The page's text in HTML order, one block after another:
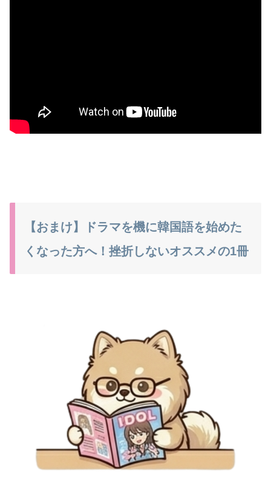
【おまけ】ドラマを機に韓国語を始めた
くなった方へ！挫折しないオススメの1冊